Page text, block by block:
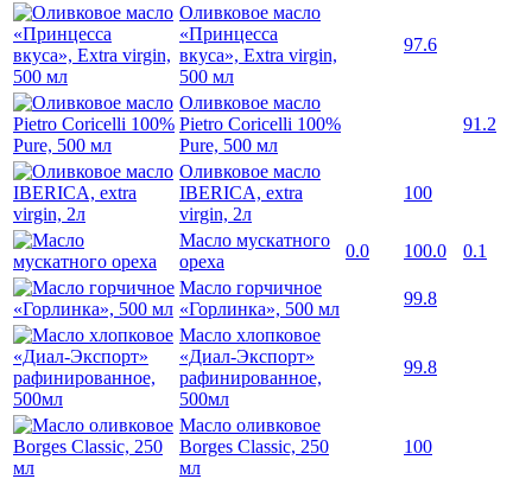
Оливковое масло
«Принцесса
вкуса», Extra virgin,
500 мл
97.6
Оливковое масло
Pietro Coricelli 100%
Pure, 500 мл
91.2
Оливковое масло
IBERICA, extra
virgin, 2л
100
Масло мускатного
ореха
0.0 100.0
0.1
Масло горчичное
«Горлинка», 500 мл
99.8
Масло хлопковое
«Диал-Экспорт»
рафинированное,
500мл
99.8
Масло оливковое
Borges Classic, 250
мл
100